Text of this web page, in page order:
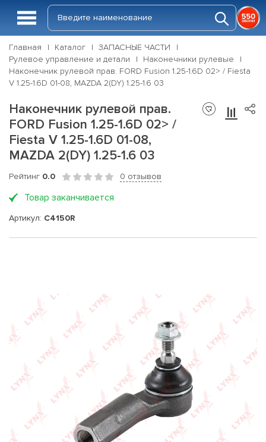
Главная Каталог
ЗАПАСНЫЕ ЧАСТИ
Рулевое управление и детали
Наконечники рулевые
Наконечник рулевой прав. FORD Fusion 1.25-1.6D 02> / Fiesta
V 1.25-1.6D 01-08, MAZDA 2(DY) 1.25-1.6 03
Наконечник рулевой прав.
FORD Fusion 1.25-1.6D 02> /
Fiesta V 1.25-1.6D 01-08,
MAZDA 2(DY) 1.25-1.6 03
Рейтинг 0.0 0 отзывов
Товар заканчивается
Артикул: C4150R